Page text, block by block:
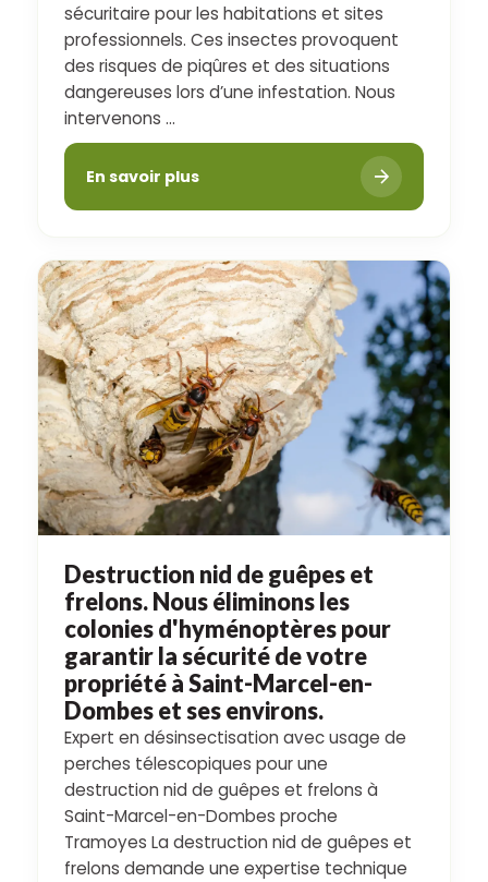
sécuritaire pour les habitations et sites
professionnels. Ces insectes provoquent
des risques de piqûres et des situations
dangereuses lors d’une infestation. Nous
intervenons ...
En savoir plus
Destruction nid de guêpes et
frelons. Nous éliminons les
colonies d'hyménoptères pour
garantir la sécurité de votre
propriété à Saint-Marcel-en-
Dombes et ses environs.
Expert en désinsectisation avec usage de
perches télescopiques pour une
destruction nid de guêpes et frelons à
Saint-Marcel-en-Dombes proche
Tramoyes La destruction nid de guêpes et
frelons demande une expertise technique